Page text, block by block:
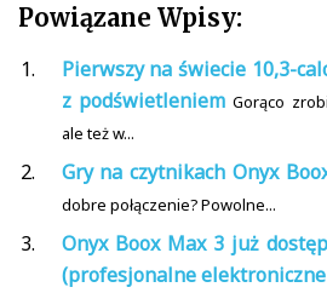
Powiązane Wpisy:
Pierwszy na świecie 10,3-
z podświetleniem Gorąco
ale też w...
Gry na czytnikach Onyx
dobre połączenie? Powolne...
Onyx Boox Max 3 już
(profesjonalne